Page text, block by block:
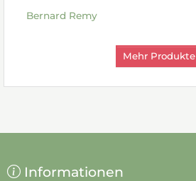
Bernard Remy
Mehr Produkte
Informationen